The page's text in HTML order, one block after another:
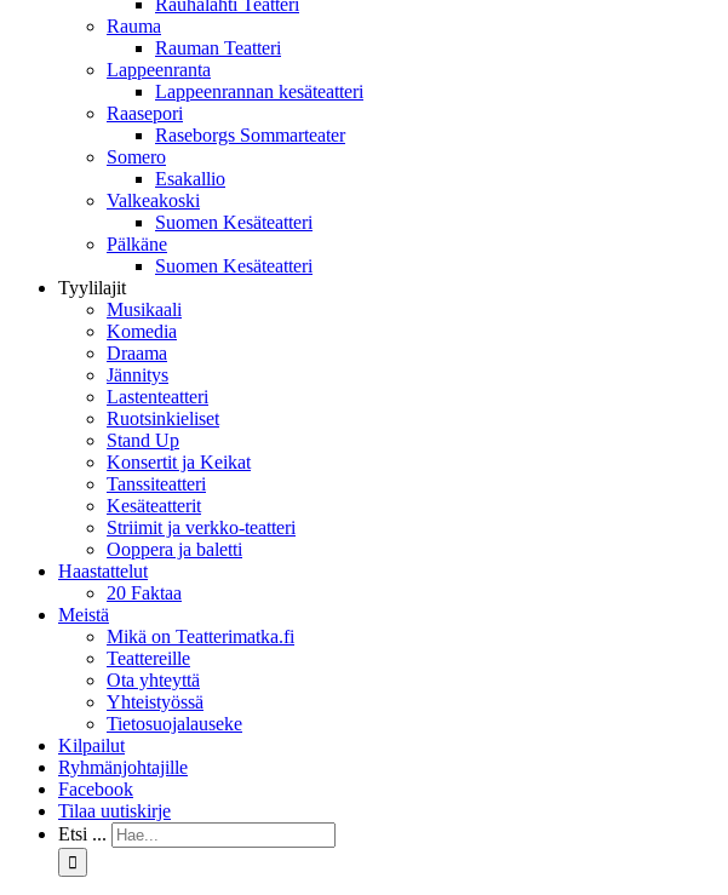
Rauhalahti Teatteri
Rauma
Rauman Teatteri
Lappeenranta
Lappeenrannan kesäteatteri
Raasepori
Raseborgs Sommarteater
Somero
Esakallio
Valkeakoski
Suomen Kesäteatteri
Pälkäne
Suomen Kesäteatteri
Tyylilajit
Musikaali
Komedia
Draama
Jännitys
Lastenteatteri
Ruotsinkieliset
Stand Up
Konsertit ja Keikat
Tanssiteatteri
Kesäteatterit
Striimit ja verkko-teatteri
Ooppera ja baletti
Haastattelut
20 Faktaa
Meistä
Mikä on Teatterimatka.fi
Teattereille
Ota yhteyttä
Yhteistyössä
Tietosuojalauseke
Kilpailut
Ryhmänjohtajille
Facebook
Tilaa uutiskirje
Etsi ...